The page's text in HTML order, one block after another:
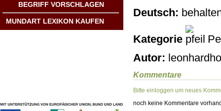
BEGRIFF VORSCHLAGEN
MUNDART LEXIKON KAUFEN
Deutsch:
Kategorie
Autor:
Kommentare
Bitte einloggen um neues
noch keine Kommentare